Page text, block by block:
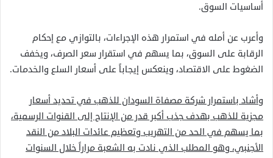
أساسيات السوق.
وأعرب عن أمله في استمرار هذه الإجراءات، بالتوازي مع إحكام
الرقابة على السوق، بما يسهم في استقرار سعر الصرف، ويخفف
الضغوط على الاقتصاد، وينعكس إيجاباً على أسعار السلع والخدمات.
وأشاد باستمرار شركة مصفاة السودان للذهب في تحديد أسعار
مجزية للذهب بهدف جذب أكبر قدر من الإنتاج إلى القنوات الرسمية،
بما يسهم في الحد من التهريب وتعظيم عائدات البلاد من النقد
الأجنبي، وهو المطلب الذي نادت به الشعبة مراراً خلال السنوات